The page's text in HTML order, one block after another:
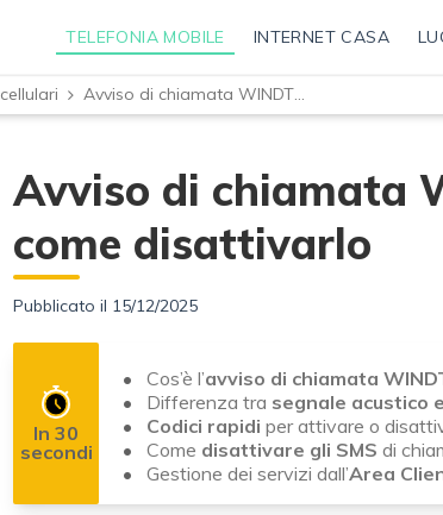
TELEFONIA MOBILE INTERNET CASA
Avviso di chiamata WINDTRE: come disattivarlo
Avviso di chiamata
come disattivarlo
Pubblicato il 15/12/2025
In 30
secondi
Cos’è l’avviso di chiamata
Differenza tra segnale acustico
Codici rapidi per attivare o
Come disattivare gli SMS di
Gestione dei servizi dall’Area